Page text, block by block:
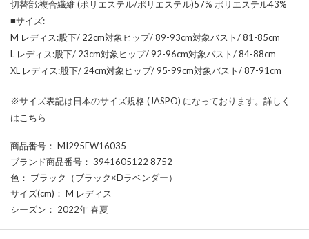
切替部:複合繊維 (ポリエステル/ポリエステル)57% ポリエステル43%
■サイズ:
M レディス:股下/ 22cm対象ヒップ/ 89-93cm対象バスト/ 81-85cm
L レディス:股下/ 23cm対象ヒップ/ 92-96cm対象バスト/ 84-88cm
XL レディス:股下/ 24cm対象ヒップ/ 95-99cm対象バスト/ 87-91cm
※サイズ表記は日本のサイズ規格 (JASPO) になっております。詳しく
は こちら
商品番号 ： MI295EW16035
ブランド商品番号 ： 3941605122 8752
色 ： ブラック（ブラック×Dラベンダー）
サイズ(cm) ： M レディス
シーズン ： 2022年 春夏